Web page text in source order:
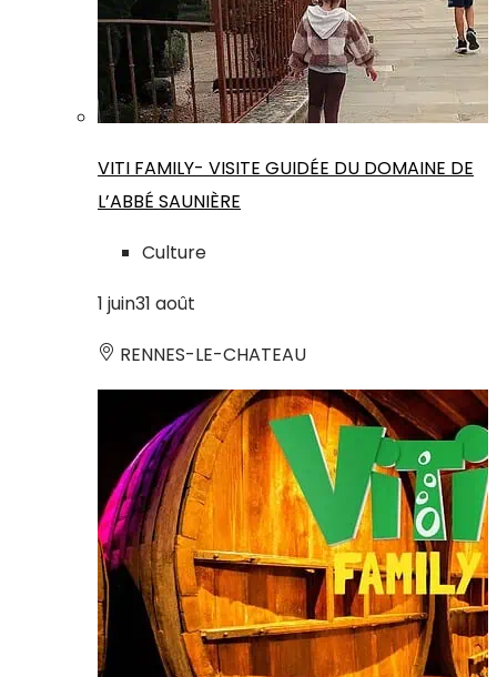
VITI FAMILY- VISITE GUIDÉE DU DOMAINE DE
L’ABBÉ SAUNIÈRE
Culture
1 juin31 août
RENNES-LE-CHATEAU